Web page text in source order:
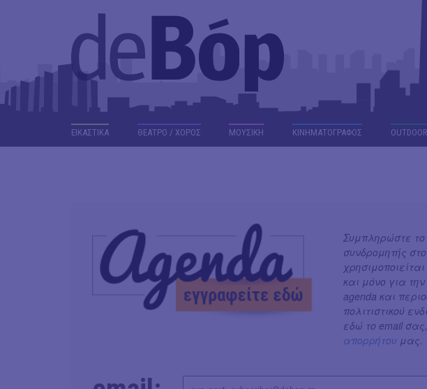
ΕΙΚΑΣΤΙΚΑ ΘΕΑΤΡΟ / ΧΟΡΟΣ ΜΟΥΣΙΚΗ ΚΙΝΗΜΑΤΟΓΡΑΦΟΣ
Συμπληρώστε το
συνδρομητής
και μόνο για
agenda και
πολιτιστικού
εδώ το email
απορρήτου μας.